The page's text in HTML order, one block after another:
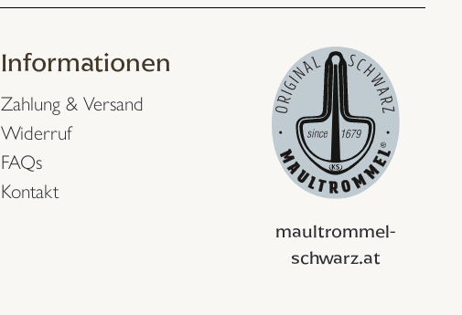
Informationen
Zahlung & Versand
Widerruf
FAQs
Kontakt
maultrommel-
schwarz.at